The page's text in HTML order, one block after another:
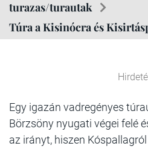
turazas/turautak
Túra a Kisinócra és
Egy igazán vadregényes
Börzsöny nyugati végei felé
az irányt, hiszen